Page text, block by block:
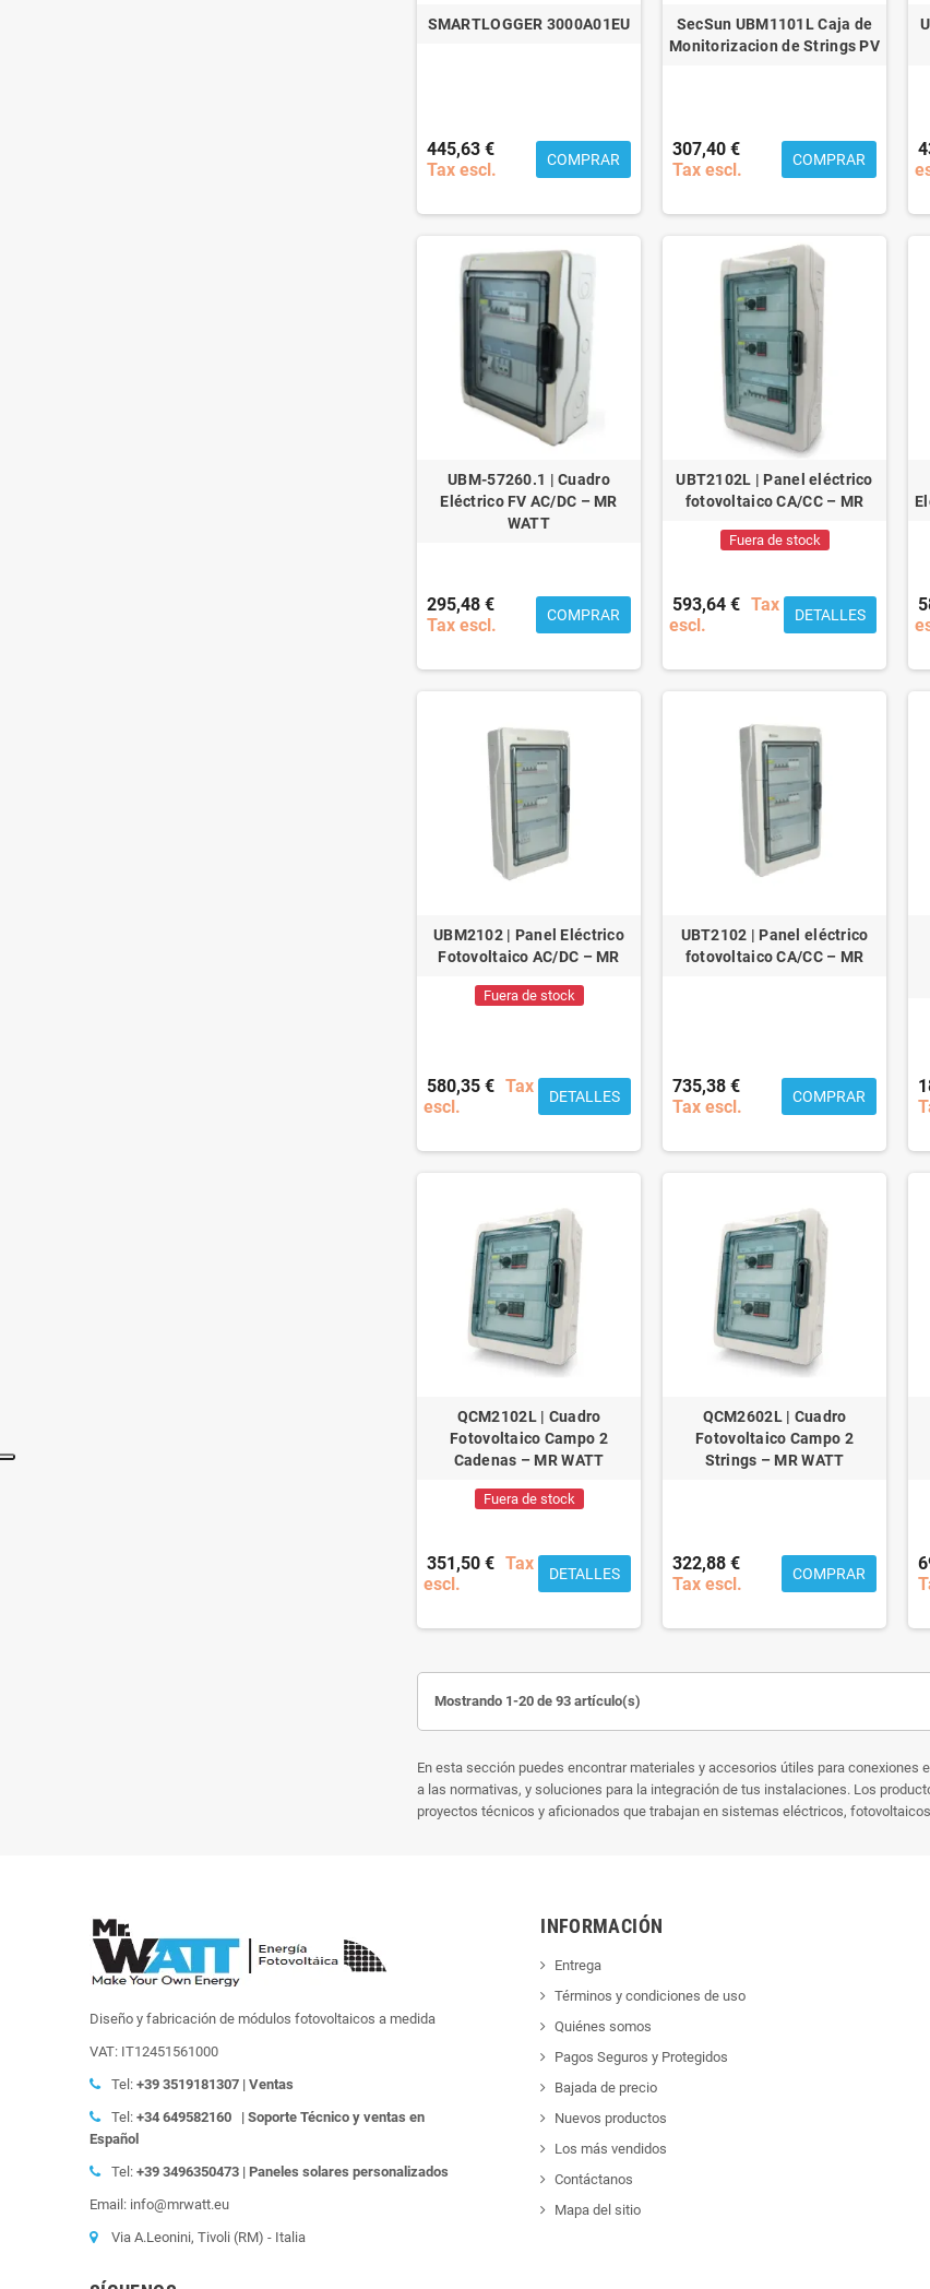
SMARTLOGGER 3000A01EU
445,63 €
Tax escl.
COMPRAR
SecSun UBM1101L Caja de
Monitorizacion de Strings PV
307,40 €
Tax escl.
COMPRAR
UBM-57260.1 | Cuadro
Eléctrico FV AC/DC – MR
WATT
295,48 €
Tax escl.
COMPRAR
UBT2102L | Panel eléctrico
fotovoltaico CA/CC – MR
Fuera de stock
593,64 € Tax
escl.
DETALLES
UBM2102 | Panel Eléctrico
Fotovoltaico AC/DC – MR
Fuera de stock
580,35 € Tax
escl.
DETALLES
UBT2102 | Panel eléctrico
fotovoltaico CA/CC – MR
735,38 €
Tax escl.
COMPRAR
QCM2102L | Cuadro
Fotovoltaico Campo 2
Cadenas – MR WATT
Fuera de stock
351,50 € Tax
escl.
DETALLES
QCM2602L | Cuadro
Fotovoltaico Campo 2
Strings – MR WATT
322,88 €
Tax escl.
COMPRAR
Mostrando 1-20 de 93 artículo(s)
En esta sección puedes encontrar materiales y accesorios útiles para
a las normativas, y soluciones para la integración de tus instalaciones. Los
proyectos técnicos y aficionados que trabajan en sistemas eléctricos,
Diseño y fabricación de módulos fotovoltaicos a medida
VAT: IT12451561000
Tel: +39 3519181307 | Ventas
Tel: +34 649582160 | Soporte Técnico y ventas en
Español
Tel: +39 3496350473 | Paneles solares personalizados
Email: info@mrwatt.eu
Via A.Leonini, Tivoli (RM) - Italia
INFORMACIÓN
Entrega
Términos y condiciones de uso
Quiénes somos
Pagos Seguros y Protegidos
Bajada de precio
Nuevos productos
Los más vendidos
Contáctanos
Mapa del sitio